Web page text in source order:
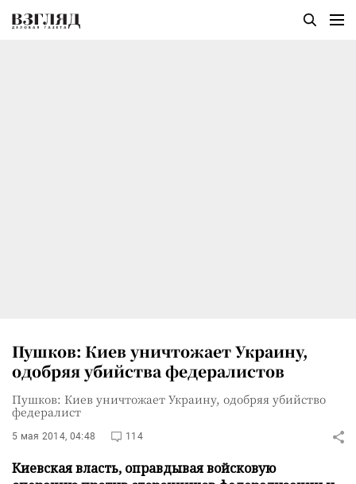
Пушков: Киев уничтожает Украину,
одобряя убийства федералистов
Пушков: Киев уничтожает Украину, одобряя убийство
федералист
5 мая 2014, 04:48 114
Киевская власть, оправдывая войсковую